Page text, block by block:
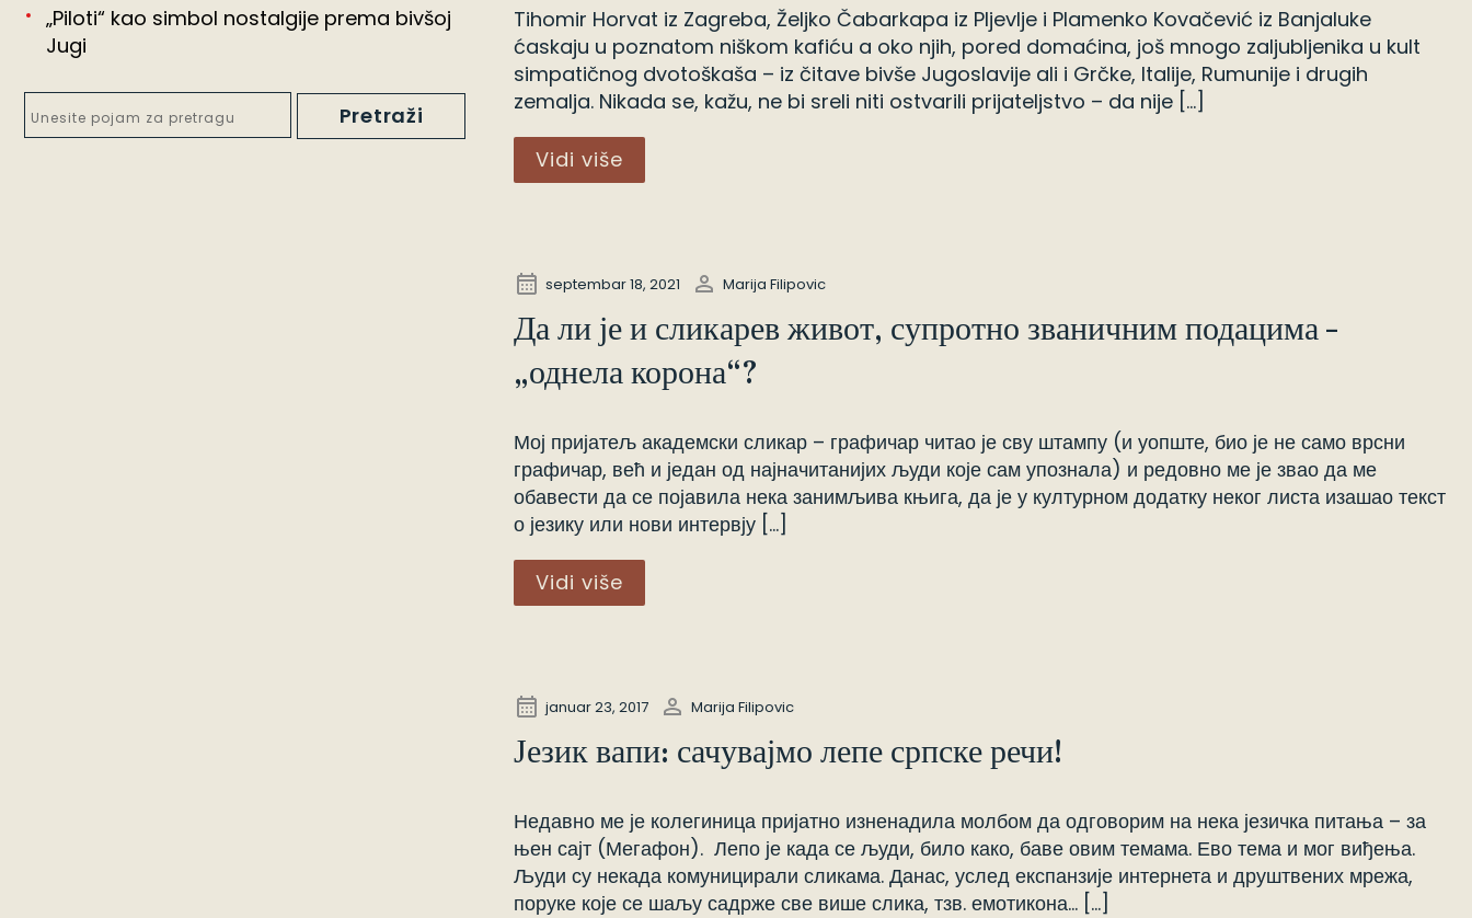
„Piloti“ kao simbol nostalgije prema bivšoj
Jugi
Tihomir Horvat iz Zagreba, Željko Čabarkapa iz Pljevlje i Plamenko Kovačević iz Banjaluke
ćaskaju u poznatom niškom kafiću a oko njih, pored domaćina, još mnogo zaljubljenika u kult
simpatičnog dvotoškaša – iz čitave bivše Jugoslavije ali i Grčke, Italije, Rumunije i drugih
zemalja. Nikada se, kažu, ne bi sreli niti ostvarili prijateljstvo – da nije […]
Vidi više
septembar 18, 2021 Marija Filipovic
Да ли је и сликарев живот, супротно званичним подацима –
„однела корона“?
Мој пријатељ академски сликар – графичар читао је сву штампу (и уопште, био је не само врсни
графичар, већ и један од најначитанијих људи које сам упознала) и редовно ме је звао да ме
обавести да се појавила нека занимљива књига, да је у културном додатку неког листа изашао текст
о језику или нови интервју […]
Vidi više
januar 23, 2017 Marija Filipovic
Језик вапи: сачувајмо лепе српске речи!
Недавно ме је колегиница пријатно изненадила молбом да одговорим на нека језичка питања – за
њен сајт (Мегафон). Лепо је када се људи, било како, баве овим темама. Ево тема и мог виђења.
Људи су некада комуницирали сликама. Данас, услед експанзије интернета и друштвених мрежа,
поруке које се шаљу садрже све више слика, тзв. емотикона… […]